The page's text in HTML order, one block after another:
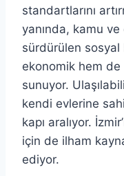
standartlarını
yanında, kamu
sürdürülen
ekonomik hem de
sunuyor.
kendi evlerine
kapı aralıyor.
için de ilham
ediyor.